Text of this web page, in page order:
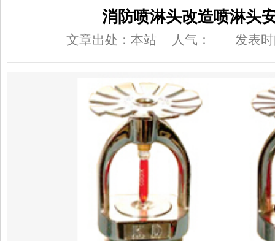
消防喷淋头改造喷淋头
文章出处：本站 人气： 发表